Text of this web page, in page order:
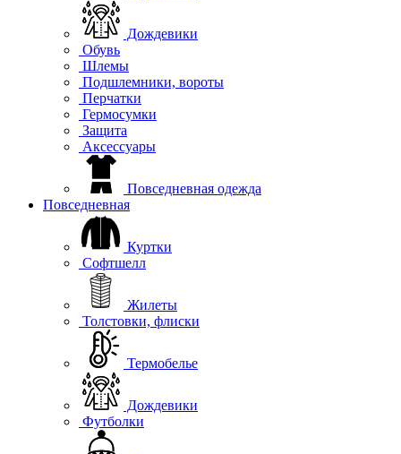
Дождевики
Обувь
Шлемы
Подшлемники, вороты
Перчатки
Гермосумки
Защита
Аксессуары
Повседневная одежда
Повседневная
Куртки
Софтшелл
Жилеты
Толстовки, флиски
Термобелье
Дождевики
Футболки